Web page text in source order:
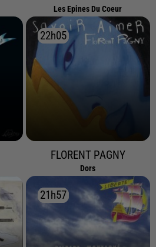
Les Epines Du Coeur
22h05
22h05
FLORENT PAGNY
Dors
21h57
21h57